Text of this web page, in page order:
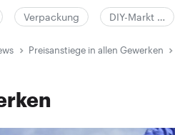
Verpackung DIY-Markt …
Preisanstiege in allen Gewerken